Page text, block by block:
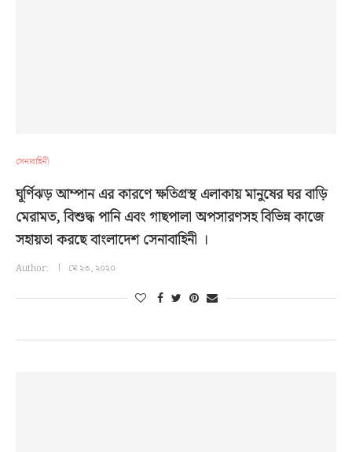
সেনাবাহিনী
ঘূর্ণিঝড় আম্পান এর কারণে ক্ষতিগ্রস্থ এলাকায় মানুষের ঘর বাড়ি
মেরামত, বিশুদ্ধ পানি এবং গাছপালা অপসারণসহ বিভিন্ন কাজে
সহায়তা করছে বাংলাদেশ সেনাবাহিনী ।
Author: মে ২৩, ২০২০